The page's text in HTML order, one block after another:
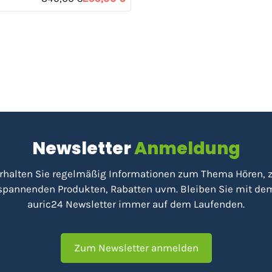
NewsletterAnmeldung
Sie regelmäßig Informationen zum Thema Hören,
Produkten, Rabatten uvm. Bleiben Sie mit
auric24 Newsletter immer auf dem Laufenden.
Zum Newsletter anmelden